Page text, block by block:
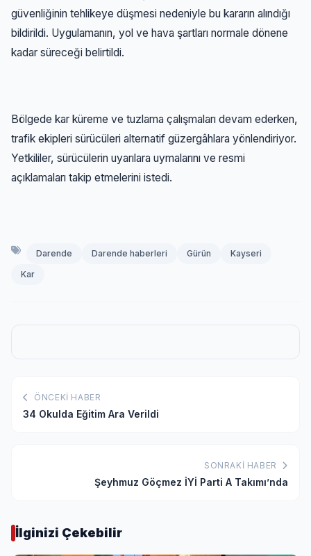
güvenliğinin tehlikeye düşmesi nedeniyle bu kararın alındığı
bildirildi. Uygulamanın, yol ve hava şartları normale dönene
kadar süreceği belirtildi.
Bölgede kar küreme ve tuzlama çalışmaları devam ederken,
trafik ekipleri sürücüleri alternatif güzergâhlara yönlendiriyor.
Yetkililer, sürücülerin uyarılara uymalarını ve resmi
açıklamaları takip etmelerini istedi.
Darende Darende haberleri Gürün
Kayseri
Kar
ÖNCEKI HABER
34 Okulda Eğitim Ara Verildi
SONRAKI HABER
Şeyhmuz Göçmez İYİ Parti A Takımı’nda
İlginizi Çekebilir